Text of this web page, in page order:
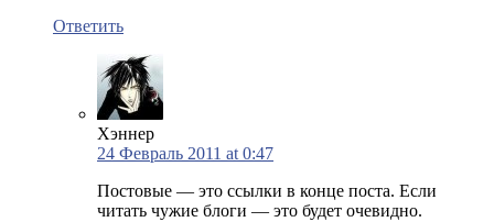
Ответить
Хэннер
24 Февраль 2011 at 0:47
Постовые — это ссылки в конце поста. Если
читать чужие блоги — это будет очевидно.